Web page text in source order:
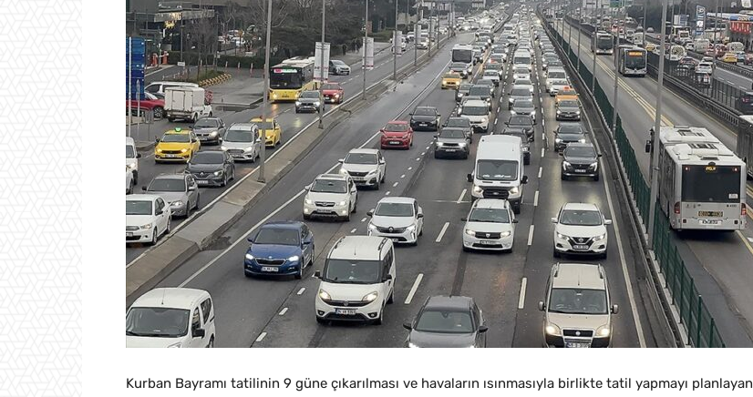
Kurban Bayramı tatilinin 9 güne çıkarılması ve havaların ısınmasıyla birlikte tatil yapmayı planlayan